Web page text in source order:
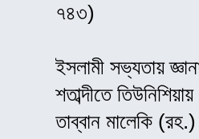
৭৪৩)
ইসলামী সভ্যতায়
শতাব্দীতে
তাব্বান মালেকি